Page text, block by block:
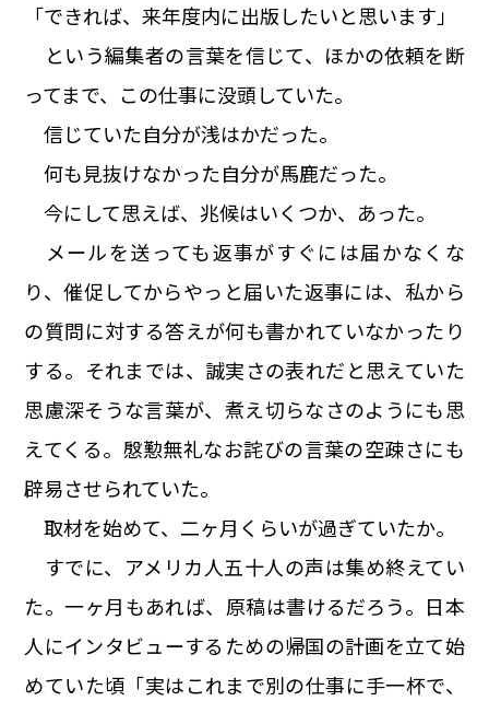
「できれば、来年度内に出版したいと思います」
という編集者の言葉を信じて、ほかの依頼を断
ってまで、この仕事に没頭していた。
信じていた自分が浅はかだった。
何も見抜けなかった自分が馬鹿だった。
今にして思えば、兆候はいくつか、あった。
メールを送っても返事がすぐには届かなくな
り、催促してからやっと届いた返事には、私から
の質問に対する答えが何も書かれていなかったり
する。それまでは、誠実さの表れだと思えていた
思慮深そうな言葉が、煮え切らなさのようにも思
えてくる。慇懃無礼なお詫びの言葉の空疎さにも
辟易させられていた。
取材を始めて、二ヶ月くらいが過ぎていたか。
すでに、アメリカ人五十人の声は集め終えてい
た。一ヶ月もあれば、原稿は書けるだろう。日本
人にインタビューするための帰国の計画を立て始
めていた頃「実はこれまで別の仕事に手一杯で、